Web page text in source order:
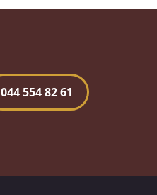
044 554 82 61